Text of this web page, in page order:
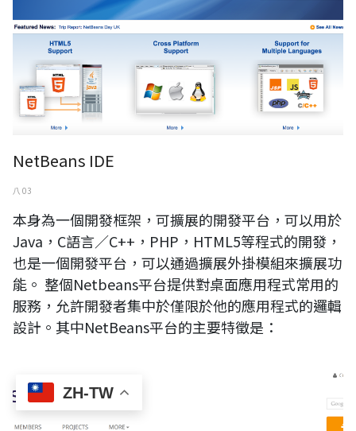
ZH-TW
NetBeans IDE
八 03
本身為一個開發框架，可擴展的開發平台，可以用於
Java，C語言／C++，PHP，HTML5等程式的開發，
也是一個開發平台，可以通過擴展外掛模組來擴展功
能。 整個Netbeans平台提供對桌面應用程式常用的
服務，允許開發者集中於僅限於他的應用程式的邏輯
設計。其中NetBeans平台的主要特徵是：